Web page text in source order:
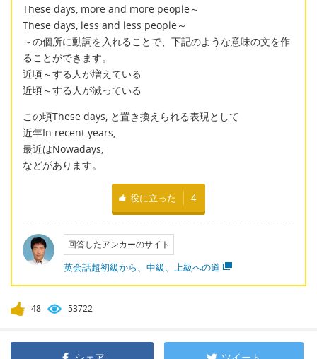
These days, more and more people～
These days, less and less people～
～の個所に動詞を入れることで、下記のような意味の文を作
ることができます。
近頃～する人が増えている
近頃～する人が減っている
この頃These days, と置き換えられる表現として
近年In recent years,
最近はNowadays,
などがあります。
役に立った 4
回答したアンカーのサイト
英会話超初級から、中級、上級への道
48 53722